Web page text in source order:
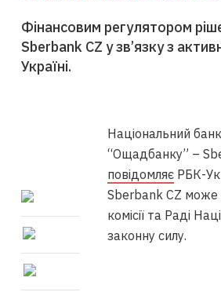
Фінансовим регулятором
Sberbank CZ у зв’язку з
Україні.
Національний банк
“Ощадбанку” –
повідомляє РБК-
Sberbank CZ може
комісії та Раді
законну силу.